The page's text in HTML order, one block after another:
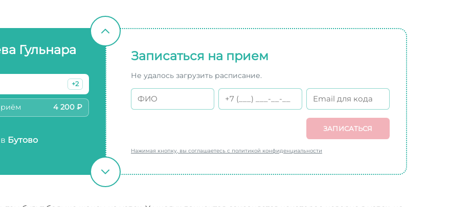
Гульнара
+2
4 200 ₽
Бутово
Записаться на прием
Не удалось загрузить расписание.
ЗАПИСАТЬСЯ
Нажимая кнопку, вы соглашаетесь с политикой конфиденциальности